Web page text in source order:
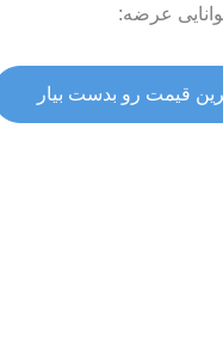
عرضه:
قیمت رو بدست بیار